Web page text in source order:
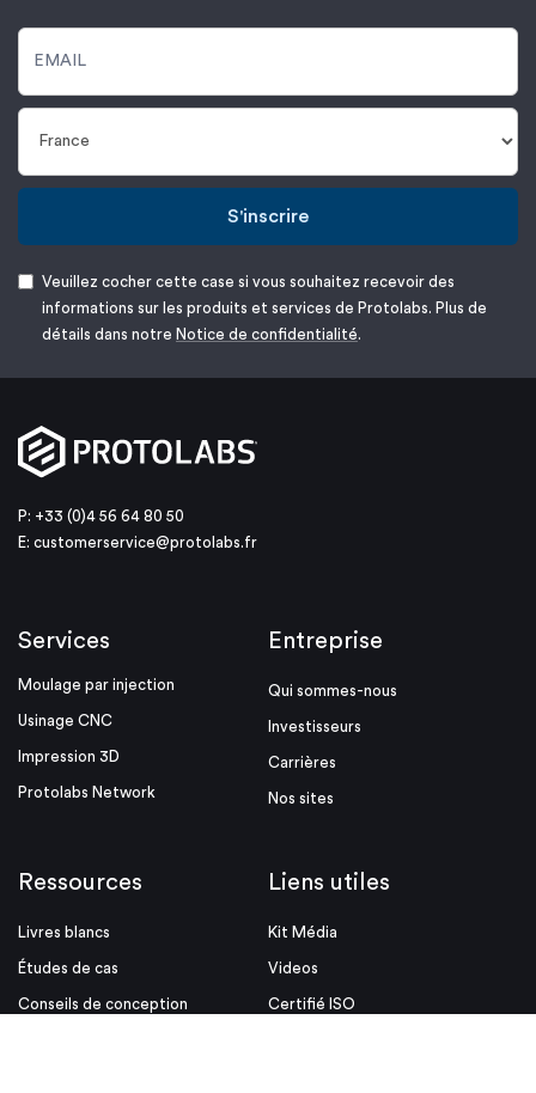
S'inscrire
Veuillez cocher cette case si vous souhaitez recevoir des
informations sur les produits et services de Protolabs. Plus de
détails dans notre Notice de confidentialité.
P: +33 (0)4 56 64 80 50
E: customerservice@protolabs.fr
Services
Moulage par injection
Usinage CNC
Impression 3D
Protolabs Network
Entreprise
Qui sommes-nous
Investisseurs
Carrières
Nos sites
Ressources
Livres blancs
Études de cas
Conseils de conception
Liens utiles
Kit Média
Videos
Certifié ISO